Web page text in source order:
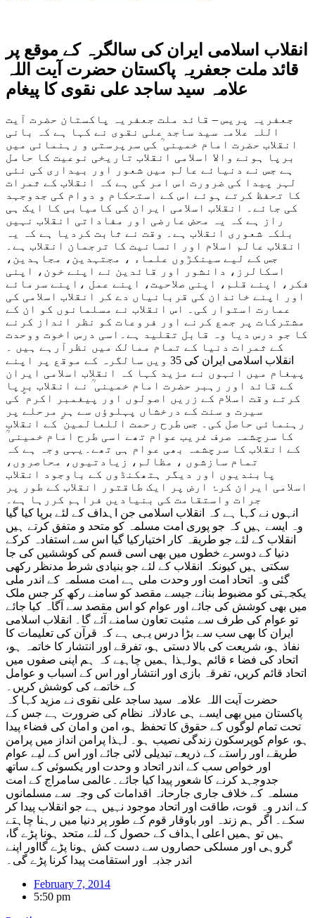
انقلاب اسلامی ایران کی سالگرہ کے موقع پر
قائد ملت جعفریہ پاکستان حضرت آیت اللہ
علامہ سید ساجد علی نقوی کا پیغام
جعفریہ پریس – قائد ملت جعفریہ پاکستان حضرت آیت
اللہ علامہ سید ساجد علی نقوی نے کہا ہے کہ بانی
انقلاب حضرت امام خمینی ؒ کی سرپرستی و رہنمائی میں
برپا ہونے والا اسلامی انقلاب تاریخی نوعیت کا حامل
ہے جس نے دنیائے عالم میں شعور اور بیداری کی نئی
لہر پیدا کی ضرورت اس امر کی ہے کہ انقلاب کے ثمرات
کا تحفظ کرتے ہوئے اس کے استحکام و دوام کی جدوجہد
کی جائے۔ انقلاب اسلامی ایران کی کامیابی کا ایک ہی
راز ہے کہ یہ محض عارضی اور مفاداتی انقلاب نہیں
بلکہ شعوری انقلاب ہے۔ وقت نے ثابت کردیا ہے کہ یہ
انقلاب عالم اسلام اور انسانیت کا ترجمان انقلاب ہے۔
جس کے لیے سینکڑوں علماء ، مجتہدین، مجاہدین،
اسکالرز، دانشور اور قائدین نے اپنے خون، اپنی
فکر، اپنے قلم، اپنی صلاحیت، اپنے عمل ،اپنے سرمائے
اور اپنے خاندان کی قربانیاں دے کر انقلاب اسلامی کی
عمارت استوار کی۔ اس انقلاب نے مسلمانوں کو ان کے
مشترکات پر جمع کرنے اور فروعات کو نظر انداز کرنے
کا جو درس دیا وہ قابل تقلید ہے۔اسی درس اخوت ووحدت
کے ثمرات دنیا کے تمام ممالک میں نظرآرہے ہیں ۔
انقلاب اسلامی ایران کی 35 ویں سالگرہ کے موقع پر اپنے
پیغام میں انہوں نے مزید کہا کہ انقلاب اسلامی ایران
کے قائد اور رہبر حضرت امام خمینی ؒ نے انقلاب برپا
کرتے وقت اسلام کے زریں اصولوں اور پیغمبر اکرم ؐ کی
سیرت و سنت کے درخشاں پہلوؤں سے ہر مرحلے پر
رہنمائی حاصل کی۔ جس طرح رحمت اللعالمین ؐ کے انقلاب
کا سرچشمہ صرف غریب عوام تھے اسی طرح امام خمینی ؒ
کے انقلاب کا سرچشمہ بھی عوام ہی تھے۔یہی وجہ ہے کہ
تمام سازشوں ، مظالم، زیادتیوں، محاصروں،
پابندیوں اور دیگر ہتھکنڈوں کے باوجود انقلاب
اسلامی ایران کرۂ ارض پر ایک طاقتور انقلاب کے طور پر
جرات واستقامت کی بنیادیں فراہم کررہا ہے۔
انہوں نے کہا ہے کہ انقلاب اسلامی جن اہداف کے لئے برپا کیا گیا
وہ ایسے ہیں کہ جو پوری امت مسلمہ کو متحد و متفق کرتے ہیں
انقلاب کے لئے جو طریقہ کار اختیارکیا گیا اس سے استفادہ کرکے
دنیا کے دوسرے خطوں میں بھی اسی قسم کی کوششیں کی جا
سکتی ہیں کیونکہ انقلاب کے لئے جو بنیادی شرط مدنظر رکھی
گئی وہ اتحاد امت اور وحدت ملی ہے امت مسلمہ کے اندر ملی
یکجہتی کو مضبوط بنانے جیسے مقصد کو سامنے رکھ کر جس ملک
میں بھی کوشش کی جائے اور عوام کو اس مقصد سے آگاہ کیا جائے
تو عوام کی طرف سے مثبت تعاون سامنے آئے گا۔ انقلاب اسلامی
ایران کا بھی سب سے بڑا درس یہی ہے کہ قرآن کی تعلیمات کا
نفاذ ہو، شریعت کی بالا دستی ہو، تفرقے اور انتشار کا خاتمہ ہو،
اتحاد کی فضا ء قائم ہولہذا ہمیں چاہیے کہ ہم اپنی صفوں میں
اتحاد قائم کریں، تفرقہ بازی اور انتشار اور اس کے اسباب و عوامل
کے خاتمے کی کوشش کریں۔
حضرت آیت اللہ علامہ سید ساجد علی نقوی نے مزید کہا کہ
پاکستان میں بھی ایسے ہی عادلانہ نظام کی ضرورت ہے جس کے
تحت تمام لوگوں کے حقوق کا تحفظ ہو، امن و امان کی فضاء پیدا
ہو، عوام کوپرسکون زندگی نصیب ہو۔ لہذا پرامن انداز میں پرامن
طریقے اور راستے کے ذریعے تبدیلی لائی جائے اور اس کے لیے عوام
اور خواص سب کے اندر اتحاد و وحدت اور یکسوئی کے ساتھ
جدوجہد کرنے کا شعور پیدا کیا جائے۔عالمی سامراج کے امت
مسلمہ کے خلاف جاری جارحانہ اقدامات کی وجہ سے مسلمانوں
کے اندر وہ قوت، طاقت اور اتحاد موجود نہیں ہے جو انقلاب پیدا کر
سکے۔ اگر ہم زندہ اور باوقار قوم کے طور پر دنیا میں رہنا چاہتے
ہیں تو ہمیں اعلی اہداف کے حصول کے لئے متحد ہونا پڑے گا،
گروہی اور مسلکی حصاروں سے دست کش ہونا پڑے گااور اپنے
اندر جذبہ اور استقامت پیدا کرنا پڑے گی۔
February 7, 2014
5:50 pm